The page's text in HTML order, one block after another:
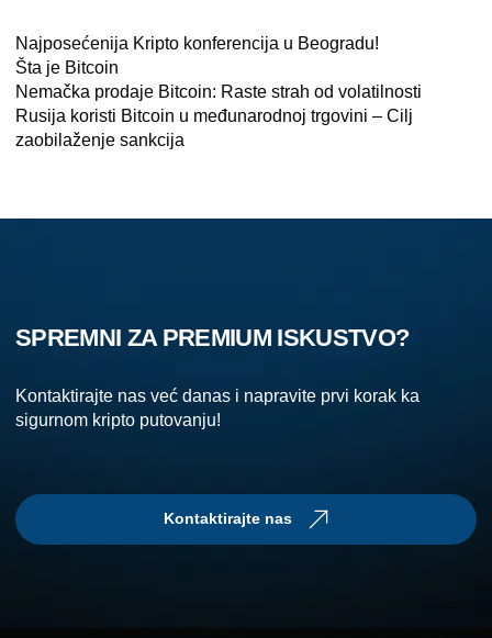
Najposećenija Kripto konferencija u Beogradu!
Šta je Bitcoin
Nemačka prodaje Bitcoin: Raste strah od volatilnosti
Rusija koristi Bitcoin u međunarodnoj trgovini – Cilj
zaobilaženje sankcija
SPREMNI ZA PREMIUM ISKUSTVO?
Kontaktirajte nas već danas i napravite prvi korak ka
sigurnom kripto putovanju!
Kontaktirajte nas